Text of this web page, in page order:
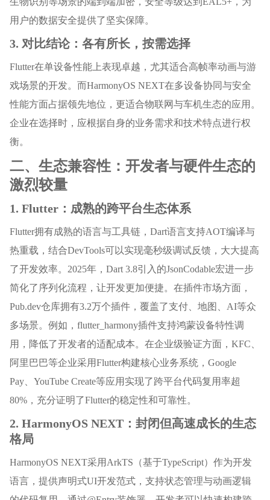
用户的数据安全提供了坚实保障。
3. 对比结论：各有所长，按需选择
Flutter在单设备性能上表现卓越，尤其适合高帧率动画与游
戏场景的开发。而HarmonyOS NEXT在多设备协同与安全
性能方面占据领先地位，更适合物联网与车机生态的应用。
企业在选择时，应根据自身的业务需求和技术特点进行权
衡。
二、生态兼容性：开发者与硬件生态的
激烈较量
1. Flutter：成熟的跨平台生态体系
Flutter拥有成熟的语言与工具链，Dart语言支持AOT编译与
热重载，结合DevTools可以实现毫秒级调试反馈，大大提高
了开发效率。2025年，Dart 3.8引入的JsonCodable宏进一步
简化了序列化流程，让开发更加便捷。在插件市场方面，
Pub.dev仓库拥有3.2万个插件，覆盖了支付、地图、AI等众
多场景。例如，flutter_harmony插件支持鸿蒙设备特性调
用，降低了开发者的适配成本。在企业级验证方面，KFC、
阿里巴巴等企业采用Flutter构建核心业务系统，Google
Pay、YouTube Create等应用实现了跨平台代码复用率超
80%，充分证明了Flutter的稳定性和可靠性。
2. HarmonyOS NEXT：封闭但高速成长的生态
格局
HarmonyOS NEXT采用ArkTS（基于TypeScript）作为开发
语言，提供声明式UI开发范式，支持状态管理与动画逻辑